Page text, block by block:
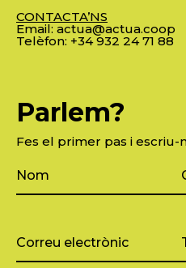
CONTACTA’NS
Email: actua@actua.coop
Telèfon: +34 932 24 71 88
Parlem?
Fes el primer pas i escriu-